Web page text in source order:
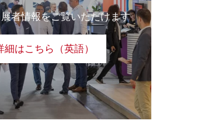
者情報をご覧いただけます
細はこちら（英語）